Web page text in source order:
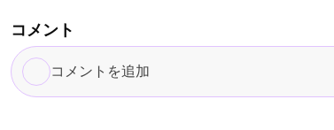
コメント
コ
メ